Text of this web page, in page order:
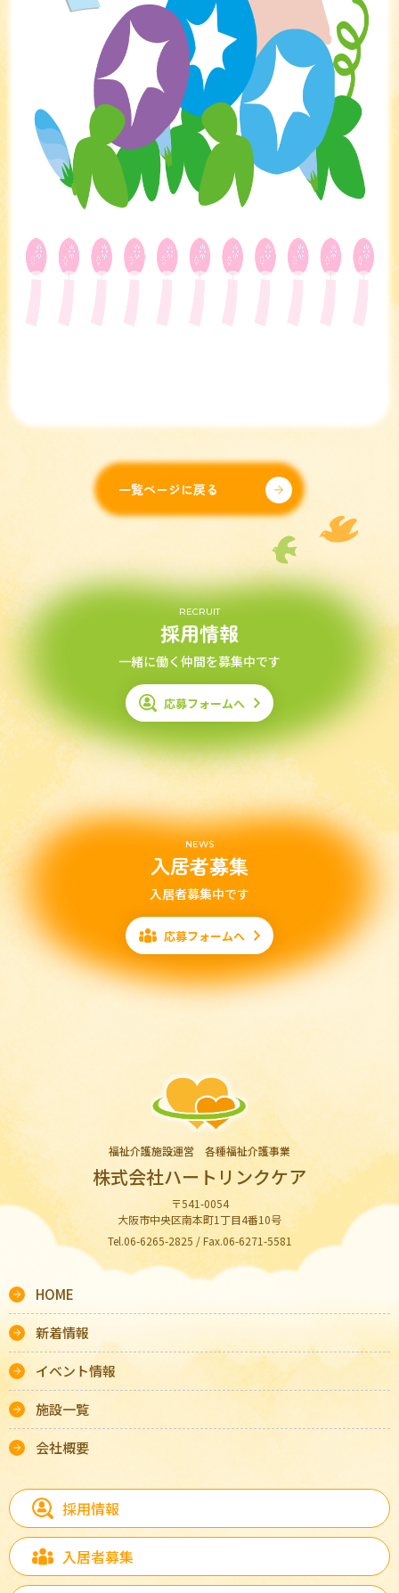
一覧ページに戻る
RECRUIT
採用情報
一緒に働く仲間を募集中です
応募フォームへ
NEWS
入居者募集
入居者募集中です
応募フォームへ
福祉介護施設運営 各種福祉介護事業
株式会社ハートリンクケア
〒541-0054
大阪市中央区南本町1丁目4番10号
Tel.06-6265-2825 / Fax.06-6271-5581
HOME
新着情報
イベント情報
施設一覧
会社概要
採用情報
入居者募集